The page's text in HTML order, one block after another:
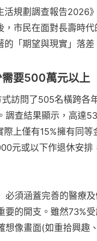
活規劃調查報告2026
市民在面對長壽時
「期望與現實」落差
要500萬元以上
訪問了505名橫跨各
調查結果顯示，高達
上僅有15%擁有同等
元或以下作退休安排
必須涵蓋完善的醫療
要的開支。雖然73%
想像畫面(如重拾興趣